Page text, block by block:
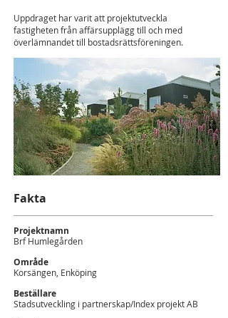
Uppdraget har varit att projektutveckla
fastigheten från affärsupplägg till och med
överlämnandet till bostadsrättsföreningen.
Fakta
Projektnamn
Brf Humlegården
Område
Korsängen, Enköping
Beställare
Stadsutveckling i partnerskap/Index projekt AB